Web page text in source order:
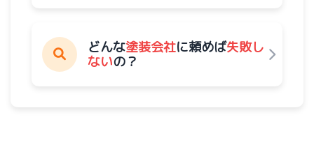
外壁塗装の現地調査はドローンで！
どんな塗装会社に頼めば失敗し
ないの？